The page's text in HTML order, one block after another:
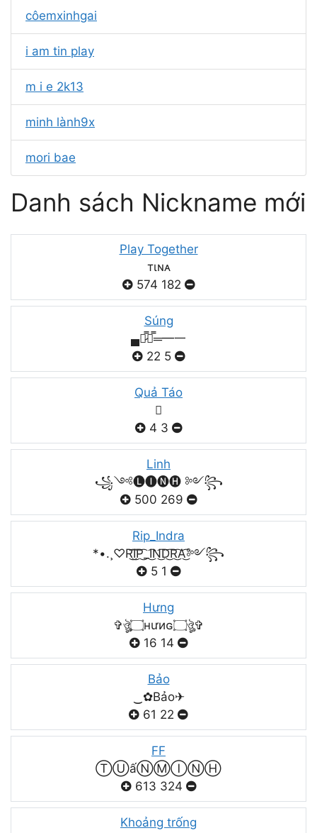
côemㅤxinhgai
i am tin play
m i e 2k13
minh lành9x
mori bae
Danh sách Nickname mới
Play Together
тιɴᴀ
574 182
Súng
▄︻̷̿┻̿═━一
22 5
Quả Táo

4 3
Linh
꧁༺🅛🅘🅝🅗 ༻꧂
500 269
Rip_Indra
*•.¸♡R͜͡I͜͡P͜͡_I͜͡N͜͡D͜͡R͜͡A͜͡༻꧂
5 1
Hưng
✞ঔৣ۝нưиɢ۝ঔৣ✞
16 14
Bảo
‿✿Bảo✈
61 22
FF
ⓉⓊấⓃⓂⒾⓃⒽ
613 324
Khoảng trống